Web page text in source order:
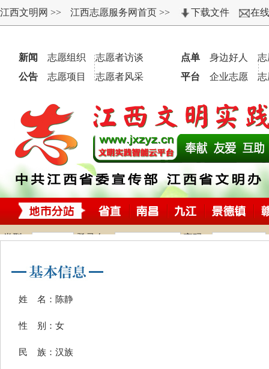
姓 名：陈静
性 别：女
民 族：汉族